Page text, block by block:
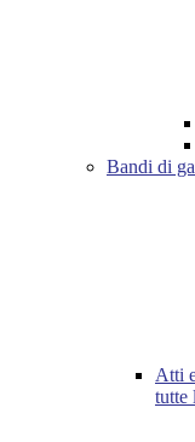
Bandi di
Atti
tutte